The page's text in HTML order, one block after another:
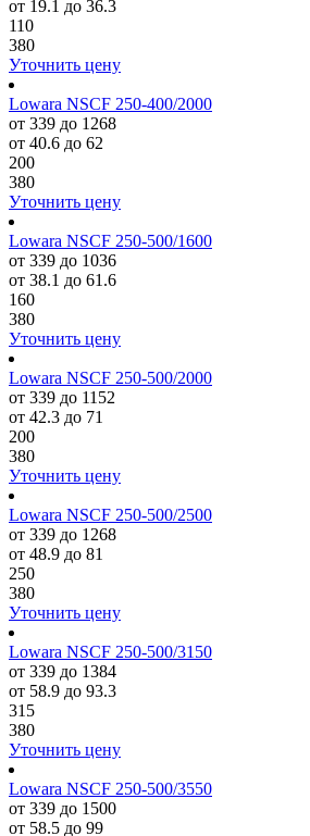
от 19.1 до 36.3
110
380
Уточнить цену
Lowara NSCF 250-400/2000
от 339 до 1268
от 40.6 до 62
200
380
Уточнить цену
Lowara NSCF 250-500/1600
от 339 до 1036
от 38.1 до 61.6
160
380
Уточнить цену
Lowara NSCF 250-500/2000
от 339 до 1152
от 42.3 до 71
200
380
Уточнить цену
Lowara NSCF 250-500/2500
от 339 до 1268
от 48.9 до 81
250
380
Уточнить цену
Lowara NSCF 250-500/3150
от 339 до 1384
от 58.9 до 93.3
315
380
Уточнить цену
Lowara NSCF 250-500/3550
от 339 до 1500
от 58.5 до 99